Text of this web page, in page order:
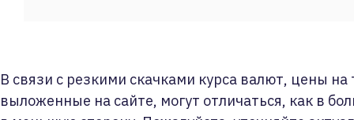
В связи с резкими скачками курса валют, цены на
выложенные на сайте, могут отличаться, как в